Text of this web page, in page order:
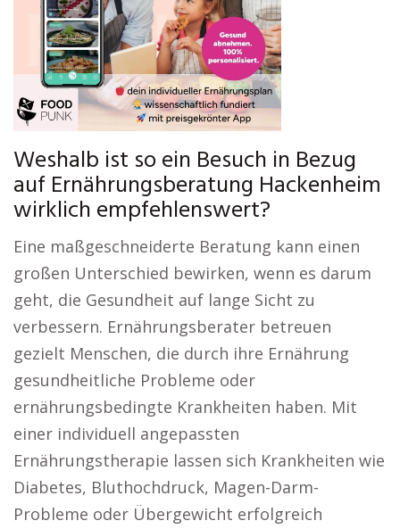
Weshalb ist so ein Besuch in Bezug
auf Ernährungsberatung Hackenheim
wirklich empfehlenswert?
Eine maßgeschneiderte Beratung kann einen
großen Unterschied bewirken, wenn es darum
geht, die Gesundheit auf lange Sicht zu
verbessern. Ernährungsberater betreuen
gezielt Menschen, die durch ihre Ernährung
gesundheitliche Probleme oder
ernährungsbedingte Krankheiten haben. Mit
einer individuell angepassten
Ernährungstherapie lassen sich Krankheiten wie
Diabetes, Bluthochdruck, Magen-Darm-
Probleme oder Übergewicht erfolgreich